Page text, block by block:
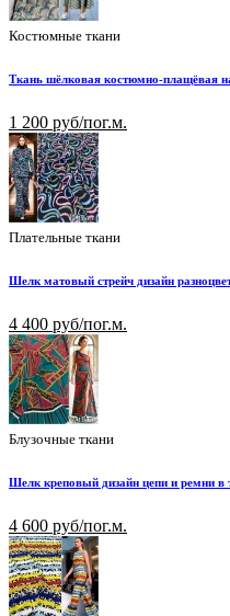
Костюмные ткани
Ткань шёлковая костюмно-плащёвая
1 200 руб/пог.м.
Плательные ткани
Шелк матовый стрейч дизайн
4 400 руб/пог.м.
Блузочные ткани
Шелк креповый дизайн цепи и ремни в
4 600 руб/пог.м.